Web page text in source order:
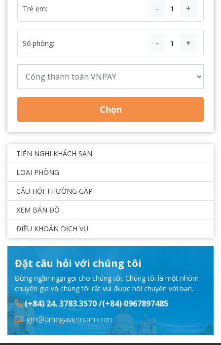
Trẻ em: - +
Số phòng: - +
Chọn
TIỆN NGHI KHÁCH SẠN
LOẠI PHÒNG
CÂU HỎI THƯỜNG GẶP
XEM BẢN ĐỒ
ĐIỀU KHOẢN DỊCH VỤ
Đặt câu hỏi với chúng tôi
Đừng ngần ngại gọi cho chúng tôi. Chúng tôi là một nhóm
chuyên gia và chúng tôi rất vui được nói chuyện với bạn.
(+84) 24. 3783.3570 /(+84) 0967897485
gm@amegavietnam.com